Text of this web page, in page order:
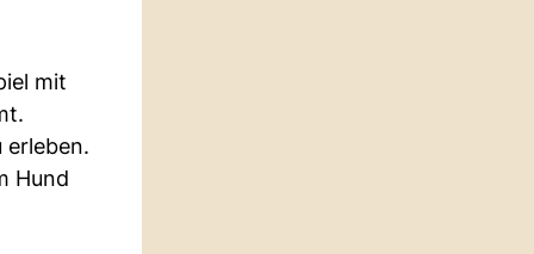
mit
erleben.
Hund